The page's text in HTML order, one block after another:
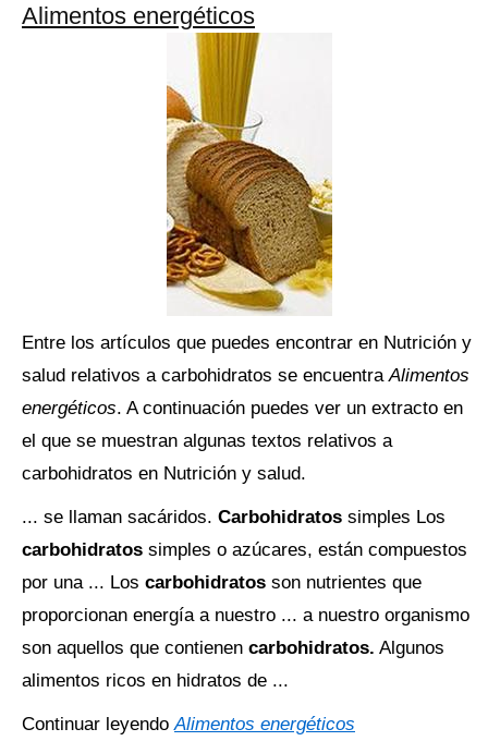
Alimentos energéticos
Entre los artículos que puedes encontrar en Nutrición y
salud relativos a carbohidratos se encuentraAlimentos
energéticos. A continuación puedes ver un extracto en
el que se muestran algunas textos relativos a
carbohidratos en Nutrición y salud.
... se llaman sacáridos. Carbohidratos simples Los
carbohidratos simples o azúcares, están compuestos
por una ... Los carbohidratos son nutrientes que
proporcionan energía a nuestro ... a nuestro organismo
son aquellos que contienen carbohidratos. Algunos
alimentos ricos en hidratos de ...
Continuar leyendoAlimentos energéticos